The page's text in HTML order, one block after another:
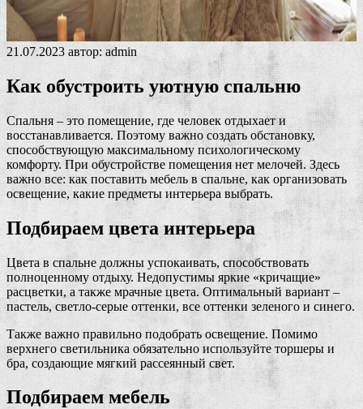
21.07.2023 автор: admin
Как обустроить уютную спальню
Спальня – это помещение, где человек отдыхает и
восстанавливается. Поэтому важно создать обстановку,
способствующую максимальному психологическому
комфорту. При обустройстве помещения нет мелочей. Здесь
важно все: как поставить мебель в спальне, как организовать
освещение, какие предметы интерьера выбрать.
Подбираем цвета интерьера
Цвета в спальне должны успокаивать, способствовать
полноценному отдыху. Недопустимы яркие «кричащие»
расцветки, а также мрачные цвета. Оптимальный вариант –
пастель, светло-серые оттенки, все оттенки зеленого и синего.
Также важно правильно подобрать освещение. Помимо
верхнего светильника обязательно используйте торшеры и
бра, создающие мягкий рассеянный свет.
Подбираем мебель